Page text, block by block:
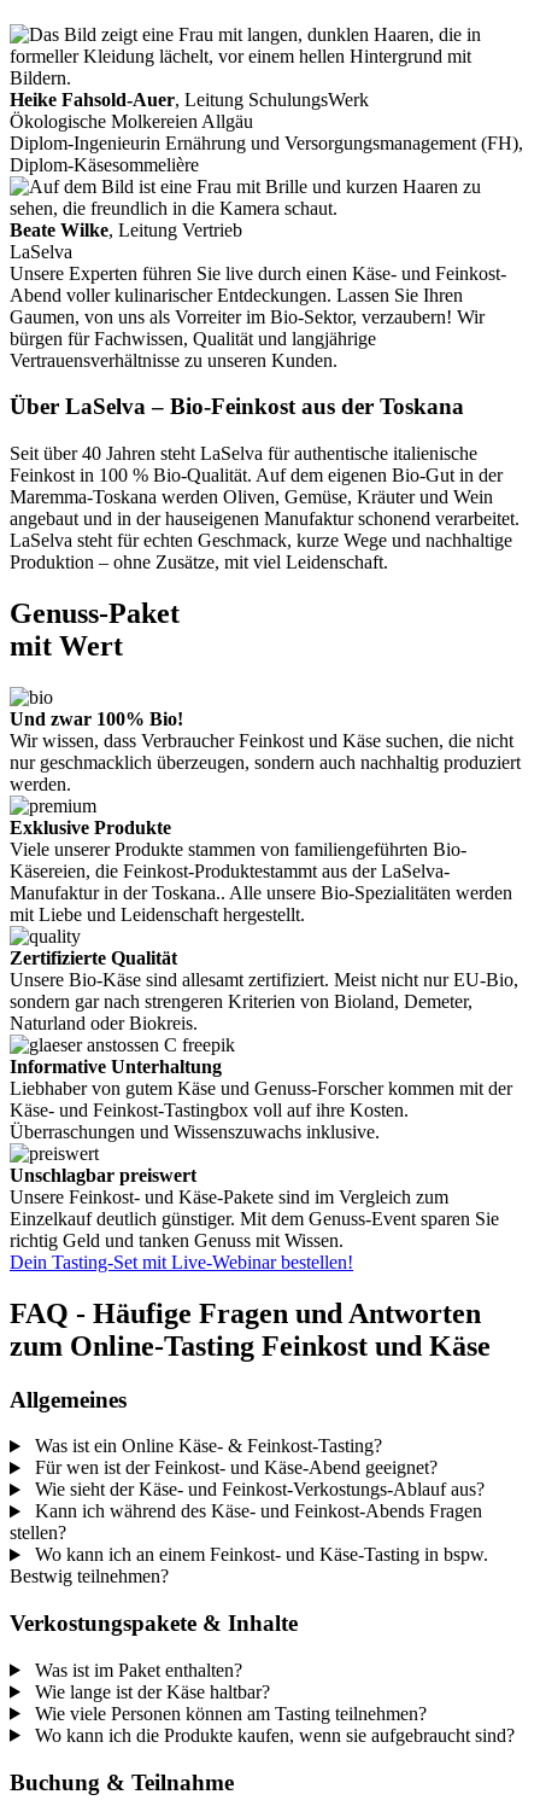
Heike Fahsold-Auer, Leitung SchulungsWerk
Ökologische Molkereien Allgäu
Diplom-Ingenieurin Ernährung und Versorgungsmanagement (FH),
Diplom-Käsesommelière
Beate Wilke, Leitung Vertrieb
LaSelva
Unsere Experten führen Sie live durch einen Käse- und Feinkost-
Abend voller kulinarischer Entdeckungen. Lassen Sie Ihren
Gaumen, von uns als Vorreiter im Bio-Sektor, verzaubern! Wir
bürgen für Fachwissen, Qualität und langjährige
Vertrauensverhältnisse zu unseren Kunden.
Über LaSelva – Bio-Feinkost aus der Toskana
Seit über 40 Jahren steht LaSelva für authentische italienische
Feinkost in 100 % Bio-Qualität. Auf dem eigenen Bio-Gut in der
Maremma-Toskana werden Oliven, Gemüse, Kräuter und Wein
angebaut und in der hauseigenen Manufaktur schonend verarbeitet.
LaSelva steht für echten Geschmack, kurze Wege und nachhaltige
Produktion – ohne Zusätze, mit viel Leidenschaft.
Genuss-Paket
mit Wert
Und zwar 100% Bio!
Wir wissen, dass Verbraucher Feinkost und Käse suchen, die nicht
nur geschmacklich überzeugen, sondern auch nachhaltig produziert
werden.
Exklusive Produkte
Viele unserer Produkte stammen von familiengeführten Bio-
Käsereien, die Feinkost-Produktestammt aus der LaSelva-
Manufaktur in der Toskana.. Alle unsere Bio-Spezialitäten werden
mit Liebe und Leidenschaft hergestellt.
Zertifizierte Qualität
Unsere Bio-Käse sind allesamt zertifiziert. Meist nicht nur EU-Bio,
sondern gar nach strengeren Kriterien von Bioland, Demeter,
Naturland oder Biokreis.
Informative Unterhaltung
Liebhaber von gutem Käse und Genuss-Forscher kommen mit der
Käse- und Feinkost-Tastingbox voll auf ihre Kosten.
Überraschungen und Wissenszuwachs inklusive.
Unschlagbar preiswert
Unsere Feinkost- und Käse-Pakete sind im Vergleich zum
Einzelkauf deutlich günstiger. Mit dem Genuss-Event sparen Sie
richtig Geld und tanken Genuss mit Wissen.
Dein Tasting-Set mit Live-Webinar bestellen!
FAQ - Häufige Fragen und Antworten
zum Online-Tasting Feinkost und Käse
Allgemeines
Was ist ein Online Käse- & Feinkost-Tasting?
Für wen ist der Feinkost- und Käse-Abend geeignet?
Wie sieht der Käse- und Feinkost-Verkostungs-Ablauf aus?
Kann ich während des Käse- und Feinkost-Abends Fragen
stellen?
Wo kann ich an einem Feinkost- und Käse-Tasting in bspw.
Bestwig teilnehmen?
Verkostungspakete & Inhalte
Was ist im Paket enthalten?
Wie lange ist der Käse haltbar?
Wie viele Personen können am Tasting teilnehmen?
Wo kann ich die Produkte kaufen, wenn sie aufgebraucht sind?
Buchung & Teilnahme